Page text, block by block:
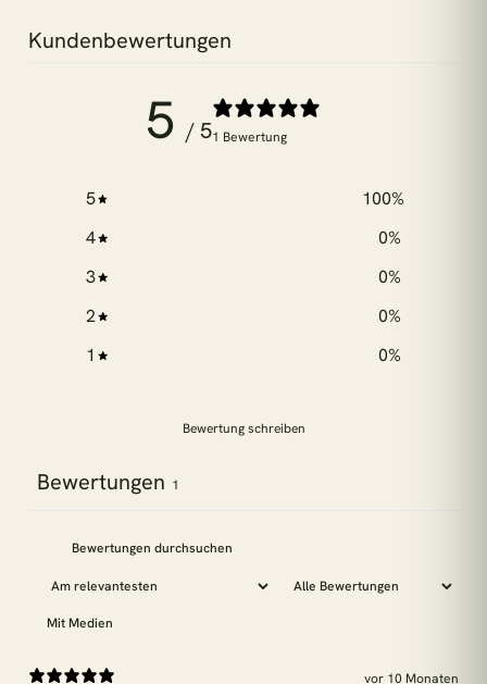
Kundenbewertungen
5 / 51 Bewertung
5 100%
4
0%
3
0%
2
0%
1
0%
Bewertung schreiben
Bewertungen 1
Mit Medien
vor 10 Monaten